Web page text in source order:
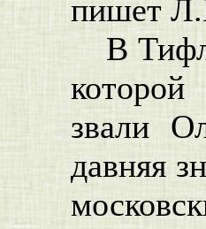
пишет
В
звали
давняя